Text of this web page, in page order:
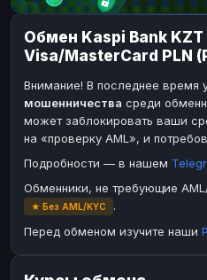
Bitcoin Cash BCH
BinanceCoin BEP20
Ether Classic
SOL
Ripple XRP
Paxum USD
Perfect Money
Payoneer USD
Обмен Kaspi Bank KZT
Visa/MasterCard PLN
Внимание! В последнее время
мошенничества среди
может заблокировать ваши
на «проверку AML», и
Подробности — в нашем
Обменники, не требующие
★ Без AML/KYC
.
Перед обменом изучите наши